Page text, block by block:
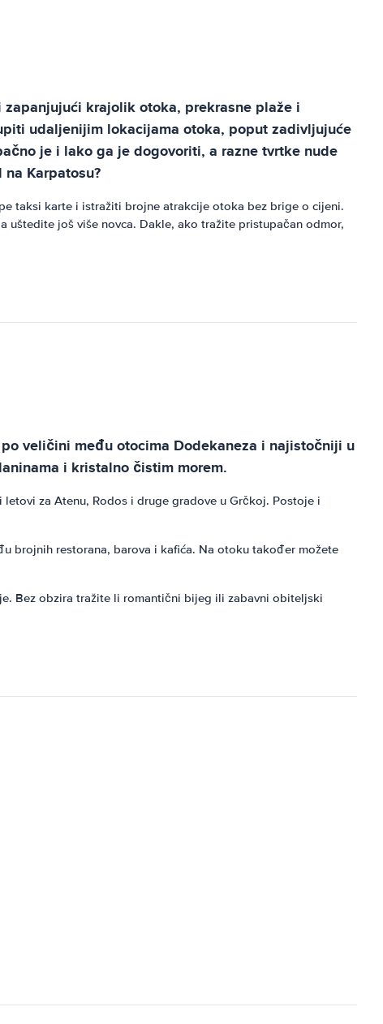
krajolik otoka, prekrasne plaže i
udaljenijim lokacijama otoka, poput zadivljujuće
je i lako ga je dogovoriti, a razne tvrtke nude
Karpatosu?
taksi karte i istražiti brojne atrakcije otoka bez brige o cijeni.
još više novca. Dakle, ako tražite pristupačan odmor,
veličini među otocima Dodekaneza i najistočniji u
i kristalno čistim morem.
za Atenu, Rodos i druge gradove u Grčkoj. Postoje i
brojnih restorana, barova i kafića. Na otoku također možete
Bez obzira tražite li romantični bijeg ili zabavni obiteljski